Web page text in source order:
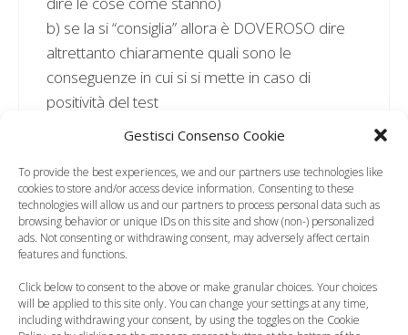
Gestisci Consenso Cookie
To provide the best experiences, we and our partners use technologies like
cookies to store and/or access device information. Consenting to these
technologies will allow us and our partners to process personal data such as
browsing behavior or unique IDs on this site and show (non-) personalized
ads. Not consenting or withdrawing consent, may adversely affect certain
features and functions.
Click below to consent to the above or make granular choices. Your choices
will be applied to this site only. You can change your settings at any time,
including withdrawing your consent, by using the toggles on the Cookie
b) se la si “consiglia” allora è DOVEROSO dire
altrettanto chiaramente quali sono le
conseguenze in cui si si mette in caso di
positività del test
c) se il medico è obiettore si asterrà sia dal
un’altra questione…)
Rispondi
Micol
24 Ottobre 2009 alle 16:19